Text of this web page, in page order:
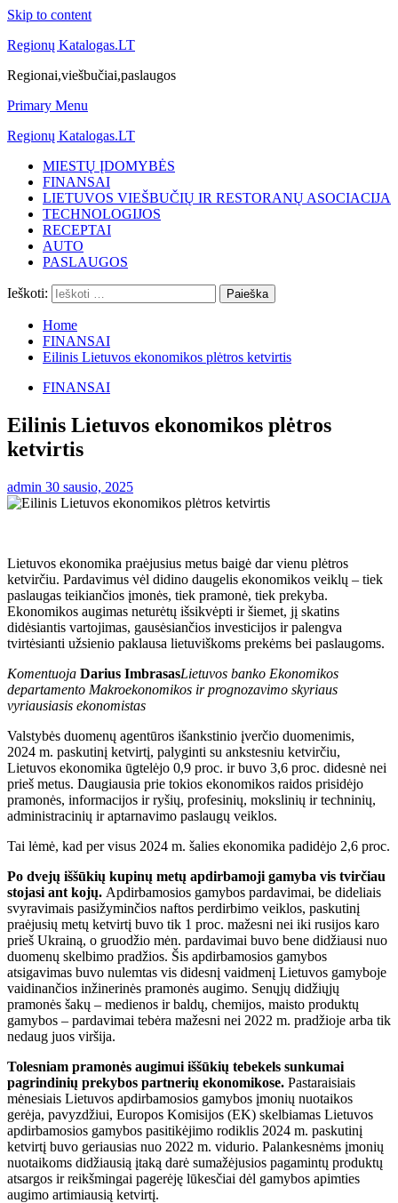
Skip to content
Regionų Katalogas.LT
Regionai,viešbučiai,paslaugos
Primary Menu
Regionų Katalogas.LT
MIESTŲ ĮDOMYBĖS
FINANSAI
LIETUVOS VIEŠBUČIŲ IR RESTORANŲ ASOCIACIJA
TECHNOLOGIJOS
RECEPTAI
AUTO
PASLAUGOS
Ieškoti:
Home
FINANSAI
Eilinis Lietuvos ekonomikos plėtros ketvirtis
FINANSAI
Eilinis Lietuvos ekonomikos plėtros
ketvirtis
admin 30 sausio, 2025
Lietuvos ekonomika praėjusius metus baigė dar vienu plėtros
ketvirčiu. Pardavimus vėl didino daugelis ekonomikos veiklų – tiek
paslaugas teikiančios įmonės, tiek pramonė, tiek prekyba.
Ekonomikos augimas neturėtų išsikvėpti ir šiemet, jį skatins
didėsiantis vartojimas, gausėsiančios investicijos ir palengva
tvirtėsianti užsienio paklausa lietuviškoms prekėms bei paslaugoms.
Komentuoja Darius ImbrasasLietuvos banko Ekonomikos
departamento Makroekonomikos ir prognozavimo skyriaus
vyriausiasis ekonomistas
Valstybės duomenų agentūros išankstinio įverčio duomenimis,
2024 m. paskutinį ketvirtį, palyginti su ankstesniu ketvirčiu,
Lietuvos ekonomika ūgtelėjo 0,9 proc. ir buvo 3,6 proc. didesnė nei
prieš metus. Daugiausia prie tokios ekonomikos raidos prisidėjo
pramonės, informacijos ir ryšių, profesinių, mokslinių ir techninių,
administracinių ir aptarnavimo paslaugų veiklos.
Tai lėmė, kad per visus 2024 m. šalies ekonomika padidėjo 2,6 proc.
Po dvejų iššūkių kupinų metų apdirbamoji gamyba vis tvirčiau
stojasi ant kojų. Apdirbamosios gamybos pardavimai, be dideliais
svyravimais pasižyminčios naftos perdirbimo veiklos, paskutinį
praėjusių metų ketvirtį buvo tik 1 proc. mažesni nei iki rusijos karo
prieš Ukrainą, o gruodžio mėn. pardavimai buvo bene didžiausi nuo
duomenų skelbimo pradžios. Šis apdirbamosios gamybos
atsigavimas buvo nulemtas vis didesnį vaidmenį Lietuvos gamyboje
vaidinančios inžinerinės pramonės augimo. Senųjų didžiųjų
pramonės šakų – medienos ir baldų, chemijos, maisto produktų
gamybos – pardavimai tebėra mažesni nei 2022 m. pradžioje arba tik
nedaug juos viršija.
Tolesniam pramonės augimui iššūkių tebekels sunkumai
pagrindinių prekybos partnerių ekonomikose. Pastaraisiais
mėnesiais Lietuvos apdirbamosios gamybos įmonių nuotaikos
gerėja, pavyzdžiui, Europos Komisijos (EK) skelbiamas Lietuvos
apdirbamosios gamybos pasitikėjimo rodiklis 2024 m. paskutinį
ketvirtį buvo geriausias nuo 2022 m. vidurio. Palankesnėms įmonių
nuotaikoms didžiausią įtaką darė sumažėjusios pagamintų produktų
atsargos ir reikšmingai pagerėję lūkesčiai dėl gamybos apimties
augimo artimiausią ketvirtį.